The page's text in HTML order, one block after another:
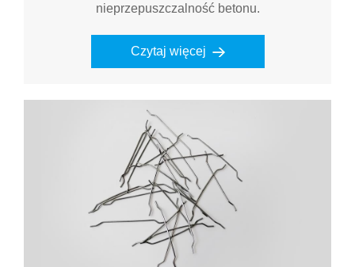
nieprzepuszczalność betonu.
Czytaj więcej